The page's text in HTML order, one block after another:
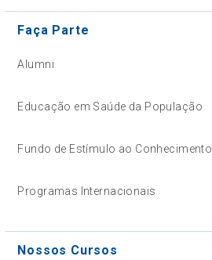
Faça Parte
Alumni
Educação em Saúde da População
Fundo de Estímulo ao Conhecimento
Programas Internacionais
Nossos Cursos